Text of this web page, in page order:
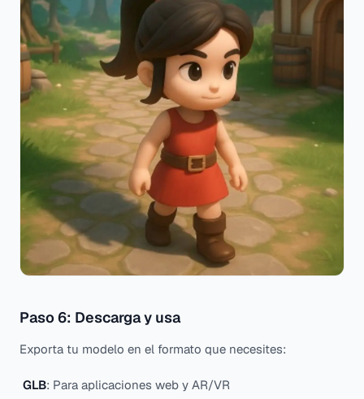
Paso 6: Descarga y usa
Exporta tu modelo en el formato que necesites:
GLB: Para aplicaciones web y AR/VR